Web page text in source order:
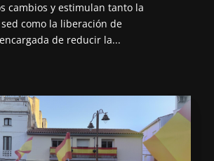
cambios y estimulan tanto la
como la liberación de
de reducir la...